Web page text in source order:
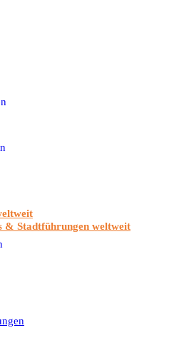
& Stadtführungen weltweit